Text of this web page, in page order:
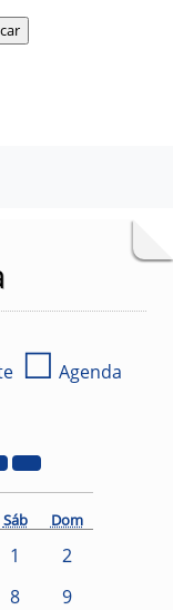
☐ Agenda
Sáb Dom
1
2
8
9